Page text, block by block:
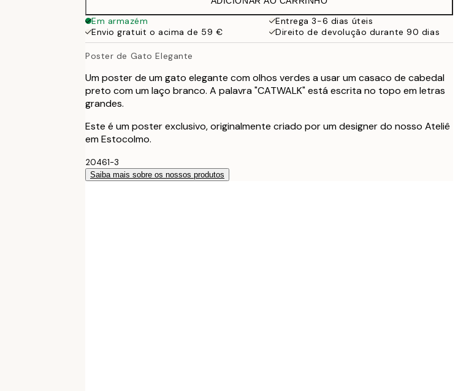
40x50 cm 27,45 €
70x100 cm 49 €
Em armazém
Entrega 3-6 dias úteis
Envio gratuit o acima de 59 €
Direito de devolução durante 90 dias
Poster de Gato Elegante
Um poster de um gato elegante com olhos verdes a usar um casaco de cabedal
preto com um laço branco. A palavra "CATWALK" está escrita no topo em letras
grandes.
Este é um poster exclusivo, originalmente criado por um designer do nosso Ateliê
em Estocolmo.
20461-3
Saiba mais sobre os nossos produtos